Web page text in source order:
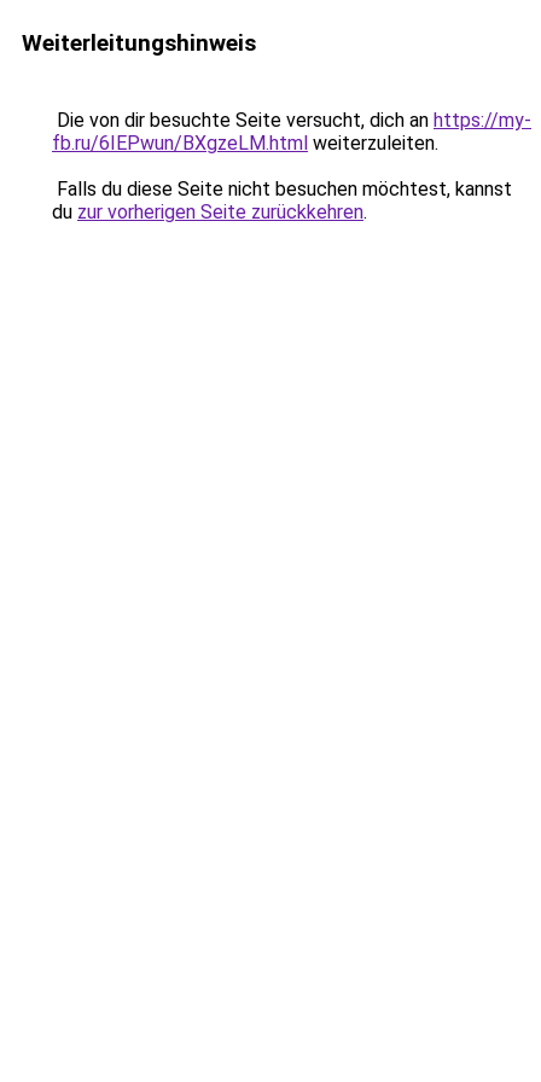
Weiterleitungshinweis
Die von dir besuchte Seite versucht, dich an https://my-
fb.ru/6IEPwun/BXgzeLM.html weiterzuleiten.
Falls du diese Seite nicht besuchen möchtest, kannst
du zur vorherigen Seite zurückkehren.